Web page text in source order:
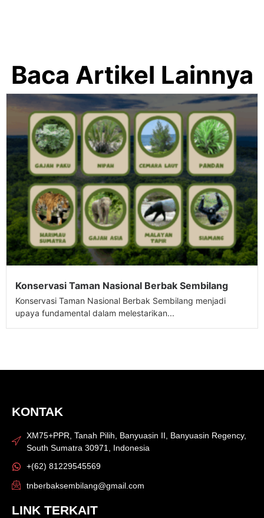
Baca Artikel Lainnya
Konservasi Taman Nasional Berbak Sembilang
Konservasi Taman Nasional Berbak Sembilang menjadi
upaya fundamental dalam melestarikan...
KONTAK
XM75+PPR, Tanah Pilih, Banyuasin II, Banyuasin Regency,
South Sumatra 30971, Indonesia
+(62) 81229545569
tnberbaksembilang@gmail.com
LINK TERKAIT